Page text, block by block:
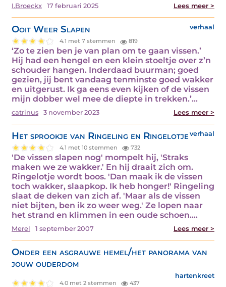
I.Broeckx 17 februari 2025 Lees meer >
Ooit Weer Slapen verhaal
4.1 met 7 stemmen 819
‘Zo te zien ben je van plan om te gaan vissen.’
Hij had een hengel en een klein stoeltje over z’n
schouder hangen. Inderdaad buurman; goed
gezien, jij bent vandaag tenminste goed wakker
en uitgerust. Ik ga eens even kijken of de vissen
mijn dobber wel mee de diepte in trekken.’…
catrinus 3 november 2023 Lees meer >
Het sprookje van Ringeling en Ringelotje verhaal
4.1 met 10 stemmen 732
'De vissen slapen nog' mompelt hij, 'Straks
maken we ze wakker.' En hij draait zich om.
Ringelotje wordt boos. 'Dan maak ik de vissen
toch wakker, slaapkop. Ik heb honger!' Ringeling
slaat de deken van zich af. 'Maar als de vissen
niet bijten, ben ik zo weer weg.' Ze lopen naar
het strand en klimmen in een oude schoen.…
Merel 1 september 2007 Lees meer >
Onder een asgrauwe hemel/het panorama van
jouw ouderdom
hartenkreet
4.0 met 2 stemmen 437